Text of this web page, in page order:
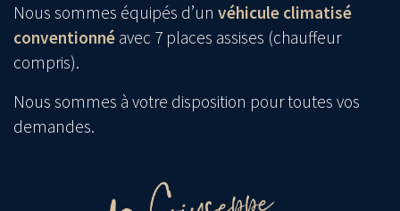
Nous sommes équipés d’un véhicule climatisé
conventionné avec 7 places assises (chauffeur
compris).
Nous sommes à votre disposition pour toutes vos
demandes.